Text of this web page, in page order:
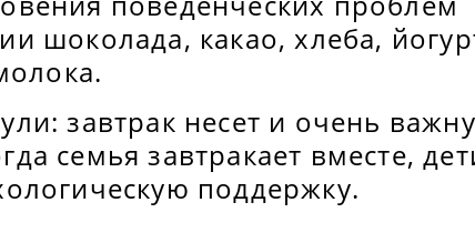
шоколада, какао, хлеба,
завтрак несет и очень
семья завтракает вместе,
поддержку.